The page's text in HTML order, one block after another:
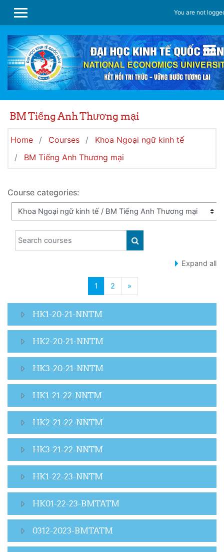
SIDE PANEL
You are not
BM Tiếng Anh Thương mại
Home Courses
Khoa Ngoại ngữ kinh tế
BM Tiếng Anh Thương mại
Course categories:
Search courses
SEARCH COURSES
Expand all
1 (current)
2 »Next page
HK1-20-21-NNTM
HK2-20-21-NNTM
HK3-20-21-NNTM
HK1-21-22-NNTM
HK2-21-22-NNTM
HK3-21-22-NNTM
HK1-22-23-NNTM
HK01-22-23-BMTATM
0312-2023-BMTATM